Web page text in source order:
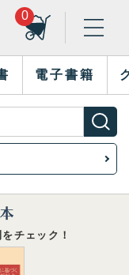
0
電子書籍
チェック！